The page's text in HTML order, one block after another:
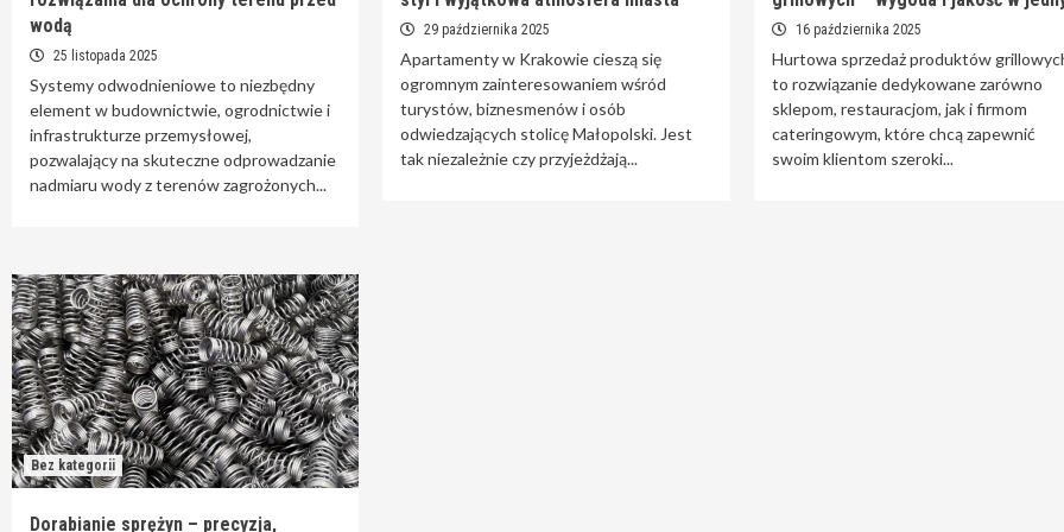
wodą
25 listopada 2025
Systemy odwodnieniowe to niezbędny
element w budownictwie, ogrodnictwie i
infrastrukturze przemysłowej,
pozwalający na skuteczne odprowadzanie
nadmiaru wody z terenów zagrożonych...
29 października 2025
Apartamenty w Krakowie cieszą się
ogromnym zainteresowaniem wśród
turystów, biznesmenów i osób
odwiedzających stolicę Małopolski. Jest
tak niezależnie czy przyjeżdżają...
16 października 2025
Hurtowa sprzedaż produktów
to rozwiązanie dedykowane zarówno
sklepom, restauracjom, jak i firmom
cateringowym, które chcą zapewnić
swoim klientom szeroki...
Bez kategorii
Dorabianie sprężyn – precyzja,